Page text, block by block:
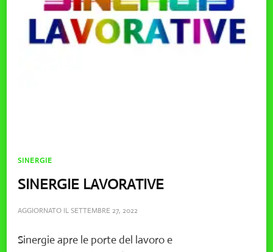
SINERGIE
SINERGIE LAVORATIVE
AGGIORNATO ILSETTEMBRE 27, 2022
Sinergie apre le porte del lavoro e